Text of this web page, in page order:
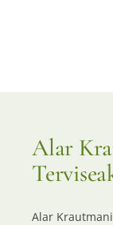
Alar
Alar